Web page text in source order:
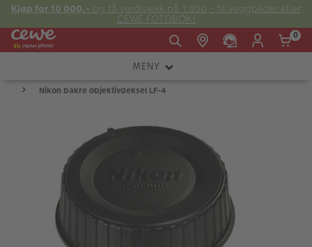
Kjøp for 10 000,- og få verdisjekk på 1 500,- til veggbilder eller
CEWE FOTOBOK!
Fre:
20:00
E-post:
kundeservice@japanphoto.no
0
MENY
KAMERA
FOTOTILBEHØR
LYS OG STUDIO
INSTANTFOTO
Nikon bakre objektivdeksel LF-4